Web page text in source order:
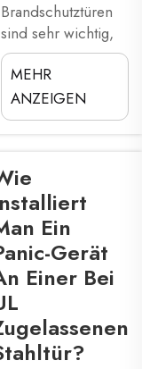
Brandschutztüren
sind sehr wichtig,
insbesondere Stahl-
Brandschutztüren
retten jedes Jahr
tausende von
leichte Ausbreitung
von Feuer, und
wenn es dazu
kommt, kann sich
ein Feuer binnen
kürzester Zeit in ein
unkontrollierbares
verwandeln. Um
uns mit dieser
MEHR
ANZEIGEN
Ein
Gerät
Einer Bei